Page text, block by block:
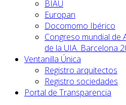
BIAU
Europan
Docomomo Ibérico
Congreso mundial de
de la UIA. Barcelona
Ventanilla Única
Registro arquitectos
Registro sociedades
Portal de Transparencia